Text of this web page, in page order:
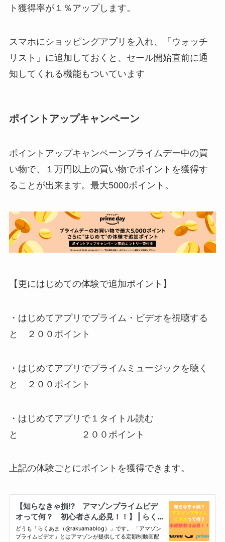
ト獲得率が１％アップします。
スマホにショッピングアプリを入れ、「ウォッチ
リスト」に追加しておくと、セール開始直前に通
知してくれる機能もついています
ポイントアップキャンペーン
ポイントアップキャンペーンプライムデー中の買
い物で、１万円以上の買い物でポイントを獲得す
ることが出来ます。最大5000ポイント。
【更にはじめての体験で追加ポイント】
・はじめてアプリでプライム・ビデオを視聴する
と ２００ポイント
・はじめてアプリでプライムミュージックを聴く
と ２００ポイント
・はじめてアプリで１タイトル読む
と ２００ポイント
上記の体験ごとにポイントを獲得できます。